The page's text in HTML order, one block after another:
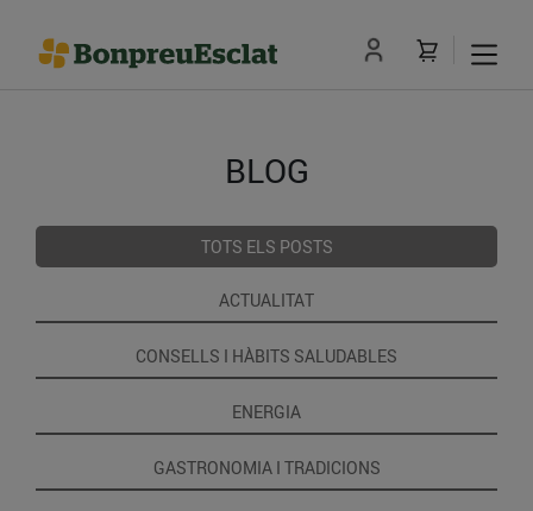
BLOG
TOTS ELS POSTS
ACTUALITAT
CONSELLS I HÀBITS SALUDABLES
ENERGIA
GASTRONOMIA I TRADICIONS